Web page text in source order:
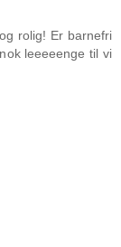
rolig! Er barnefri
leeeeenge til vi